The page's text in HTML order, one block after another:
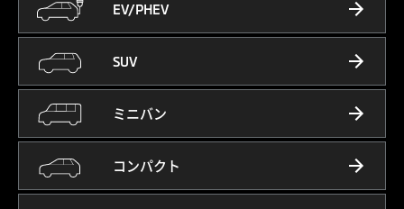
EV/PHEV
SUV
ミニバン
コンパクト